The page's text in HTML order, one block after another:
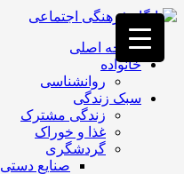
فصد
خون
غرب
تهران
خشکشویی
تصفیه
صفحه اصلی
خانواده
روانشناسی
سبک زندگی
زندگی مشترک
غذا و خوراک
گردشگری
صنایع دستی